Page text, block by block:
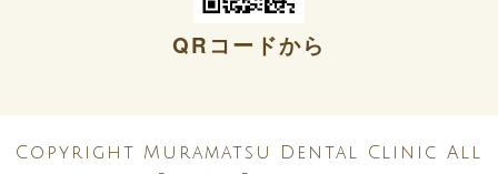
QRコードから
Copyright Muramatsu Dental Clinic All